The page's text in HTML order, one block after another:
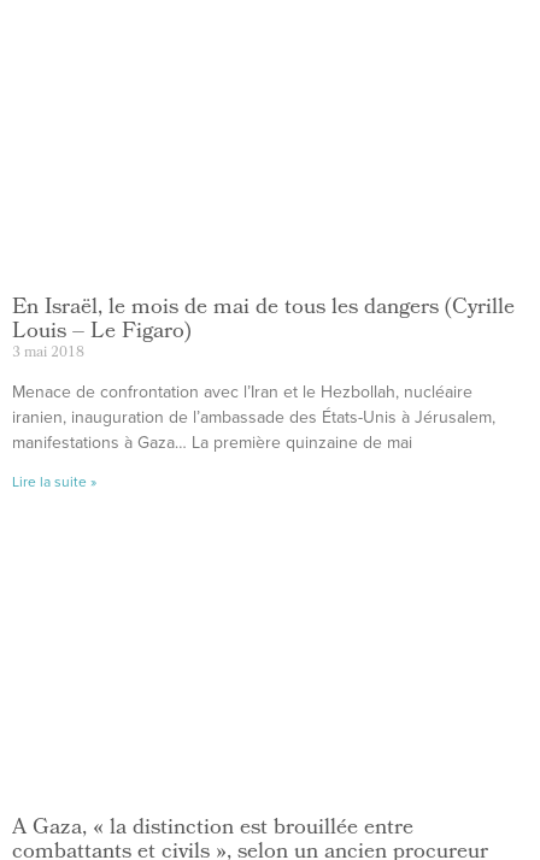
En Israël, le mois de mai de tous les dangers (Cyrille
Louis – Le Figaro)
3 mai 2018
Menace de confrontation avec l’Iran et le Hezbollah, nucléaire
iranien, inauguration de l’ambassade des États-Unis à Jérusalem,
manifestations à Gaza… La première quinzaine de mai
Lire la suite »
A Gaza, « la distinction est brouillée entre